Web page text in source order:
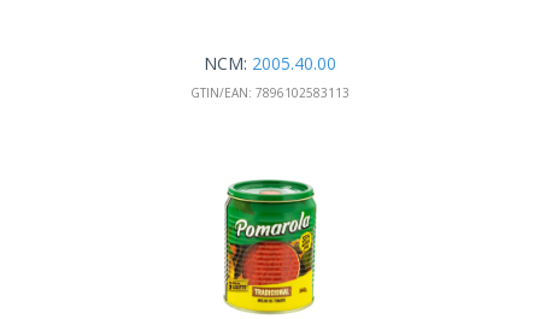
NCM: 2005.40.00
GTIN/EAN: 7896102583113